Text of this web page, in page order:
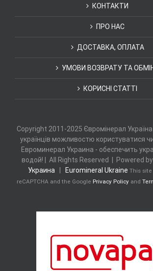
КОНТАКТИ
ПРО НАС
ДОСТАВКА, ОПЛАТА
УМОВИ ВОЗВРАТУ ТА
КОРИСНІ СТАТТІ
Copyright 2011-2025 Євромінерал
українців можливостю користуватися
Евроминерал Украина - обеспечить
водой! | All Rights Reserved | Powered by
Украина
Euromineral Ukraine This site
reCAPTCHA and the Google Privacy Policy and